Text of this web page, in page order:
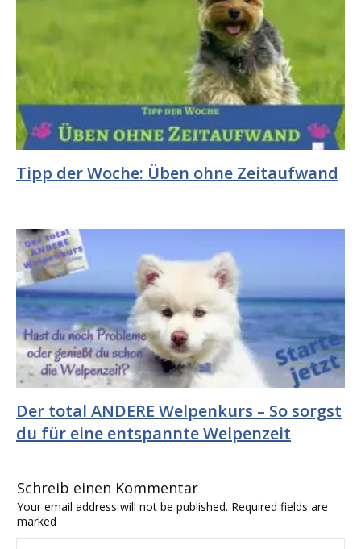
Tipp der Woche: Üben ohne Zeitaufwand
Der total ANDERE Welpenkurs – So sorgst
du für eine entspannte Welpenzeit
Schreib einen Kommentar
Your email address will not be published. Required fields are
marked